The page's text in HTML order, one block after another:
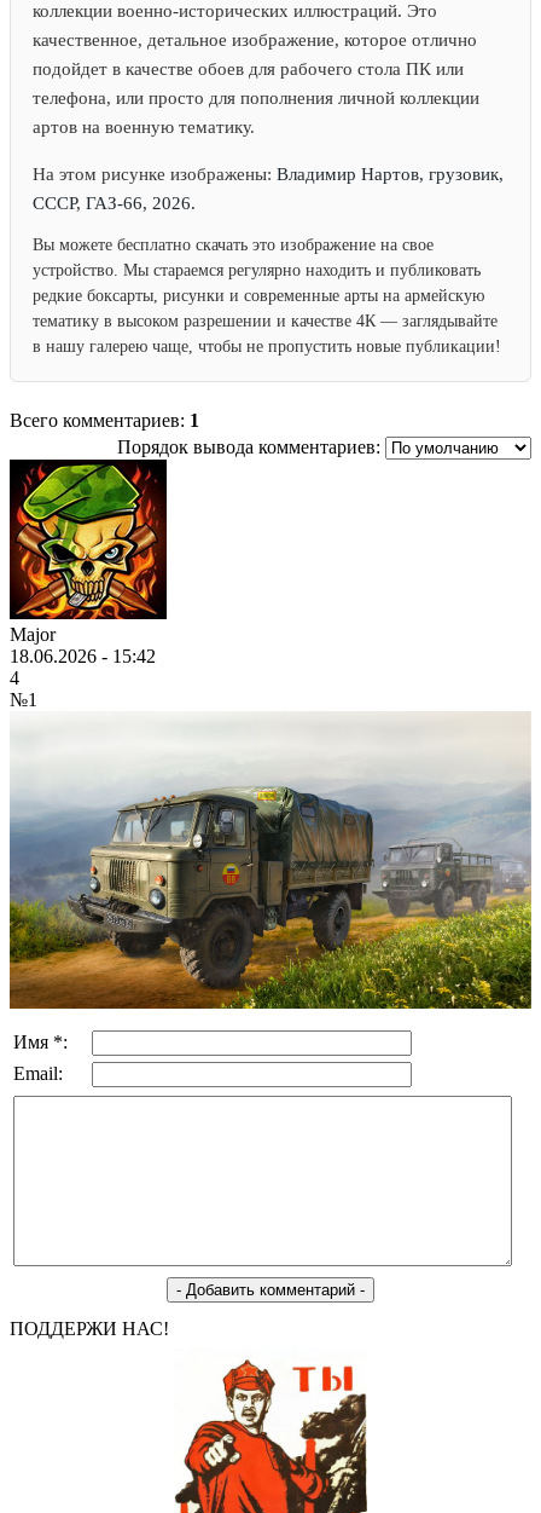
коллекции военно-исторических иллюстраций. Это
качественное, детальное изображение, которое отлично
подойдет в качестве обоев для рабочего стола ПК или
телефона, или просто для пополнения личной коллекции
артов на военную тематику.
На этом рисунке изображены: Владимир Нартов, грузовик,
СССР, ГАЗ-66, 2026.
Вы можете бесплатно скачать это изображение на свое
устройство. Мы стараемся регулярно находить и публиковать
редкие боксарты, рисунки и современные арты на армейскую
тематику в высоком разрешении и качестве 4К — заглядывайте
в нашу галерею чаще, чтобы не пропустить новые публикации!
Всего комментариев: 1
Порядок вывода комментариев:
Major
18.06.2026 - 15:42
4
№1
Имя *:
Email:
ПОДДЕРЖИ НАС!